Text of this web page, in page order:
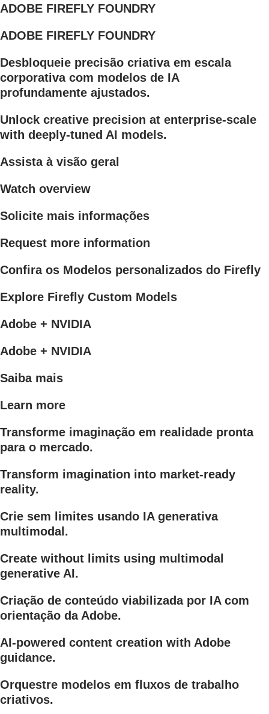
ADOBE FIREFLY FOUNDRY
ADOBE FIREFLY FOUNDRY
Desbloqueie precisão criativa em escala
corporativa com modelos de IA
profundamente ajustados.
Unlock creative precision at enterprise-scale
with deeply-tuned AI models.
Assista à visão geral
Watch overview
Solicite mais informações
Request more information
Confira os Modelos personalizados do Firefly
Explore Firefly Custom Models
Adobe + NVIDIA
Adobe + NVIDIA
Saiba mais
Learn more
Transforme imaginação em realidade pronta
para o mercado.
Transform imagination into market-ready
reality.
Crie sem limites usando IA generativa
multimodal.
Create without limits using multimodal
generative AI.
Criação de conteúdo viabilizada por IA com
orientação da Adobe.
AI-powered content creation with Adobe
guidance.
Orquestre modelos em fluxos de trabalho
criativos.